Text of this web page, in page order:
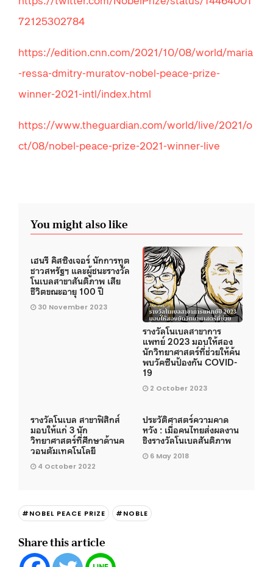
72125302784
https://edition.cnn.com/2021/10/08/world/maria
-ressa-dmitry-muratov-nobel-peace-prize-
winner-2021-intl/index.html
https://www.theguardian.com/world/live/2021/o
ct/08/nobel-peace-prize-2021-winner-live
You might also like
เฮนรี คิสซิงเจอร์ นักการทูต
ชาวสหรัฐฯ และผู้ชนะรางวัล
โนเบลสาขาสันติภาพ เสีย
ชีวิตขณะอายุ 100 ปี
30 November 2023
รางวัลโนเบลสาขาการ
แพทย์ 2023 มอบให้สอง
นักวิทยาศาสตร์ที่ช่วยให้ค้น
พบวัคซีนป้องกัน COVID-
19
2 October 2023
รางวัลโนเบล สาขาฟิสิกส์
มอบให้แก่ 3 นัก
วิทยาศาสตร์ที่ศึกษาด้านค
วอนตัมเทคโนโลยี
4 October 2022
ประวัติศาสตร์ความคาด
หวัง : เมื่อคนไทยส่งผลงาน
ชิงรางวัลโนเบลสันติภาพ
6 May 2018
#NOBEL PEACE PRIZE #NOBLE
Share this article